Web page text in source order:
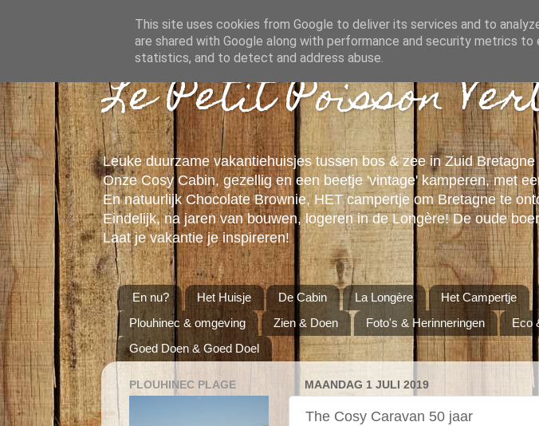
Le Petit Poisson
Leuke duurzame vakantiehuisjes tussen bos & zee in Zuid
Onze Cosy Cabin, gezellig en een beetje 'vintage' kamperen, met
En natuurlijk Chocolate Brownie, HET campertje om Bretagne te
Eindelijk, na jaren van bouwen, logeren in de Longère! De oude
Laat je vakantie je inspireren!
En nu? Het Huisje De Cabin La Longère Het Campertje
Plouhinec & omgeving
Zien & Doen Foto's & Herinneringen Eco
Goed Doen & Goed Doel
MAANDAG 1 JULI 2019
The Cosy Caravan 50 jaar
PLOUHINEC PLAGE
This site uses cookies from Google to deliver its services and to
are shared with Google along with performance and security metrics
statistics, and to detect and address abuse.